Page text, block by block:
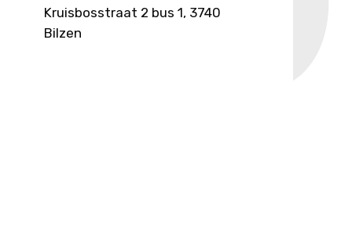
Kruisbosstraat 2 bus 1, 3740
Bilzen